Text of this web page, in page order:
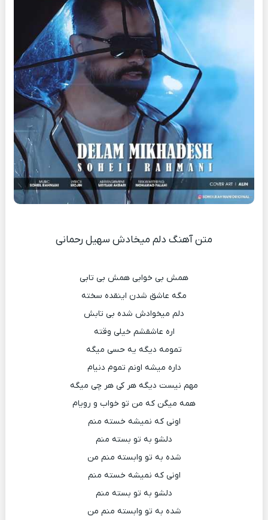
متن آهنگ دلم میخادش سهیل رحمانی
همش بی خوابی همش بی تابی
مگه عاشق شدن اینقده سخته
دلم میخوادش شده بی تابش
اره عاشقشم خیلی وقته
تمومه دیگه یه حسی میگه
داره میشه اونم تموم دنیام
مهم نیست دیگه هر کی هر چی میگه
همه میگن که من تو خواب و رویام
اونی که نمیشه خسته منم
دلشو به تو بسته منم
شده به تو وابسته منم من
اونی که نمیشه خسته منم
دلشو به تو بسته منم
شده به تو وابسته منم من